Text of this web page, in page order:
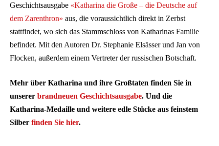
Geschichtsausgabe «Katharina die Große – die Deutsche auf
dem Zarenthron» aus, die voraussichtlich direkt in Zerbst
stattfindet, wo sich das Stammschloss von Katharinas Familie
befindet. Mit den Autoren Dr. Stephanie Elsässer und Jan von
Flocken, außerdem einem Vertreter der russischen Botschaft.
Mehr über Katharina und ihre Großtaten finden Sie in
unserer brandneuen Geschichtsausgabe. Und die
Katharina-Medaille und weitere edle Stücke aus feinstem
Silber finden Sie hier.